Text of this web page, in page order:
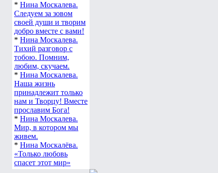
* Нина Москалева.
Следуем за зовом
своей души и творим
добро вместе с вами!
* Нина Москалева.
Тихий разговор с
тобою. Помним,
любим, скучаем.
* Нина Москалева.
Наша жизнь
принадлежит только
нам и Творцу! Вместе
прославим Бога!
* Нина Москалева.
Мир, в котором мы
живем.
* Нина Москалёва.
«Только любовь
спасет этот мир»